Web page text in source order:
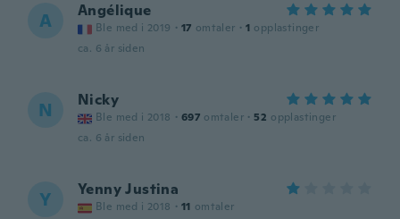
A Angélique
Ble med i 2019 · 17 omtaler · 1 opplastinger
ca. 6 år siden
N Nicky
Ble med i 2018 · 697 omtaler · 52 opplastinger
ca. 6 år siden
Y Yenny Justina
Ble med i 2018 · 11 omtaler